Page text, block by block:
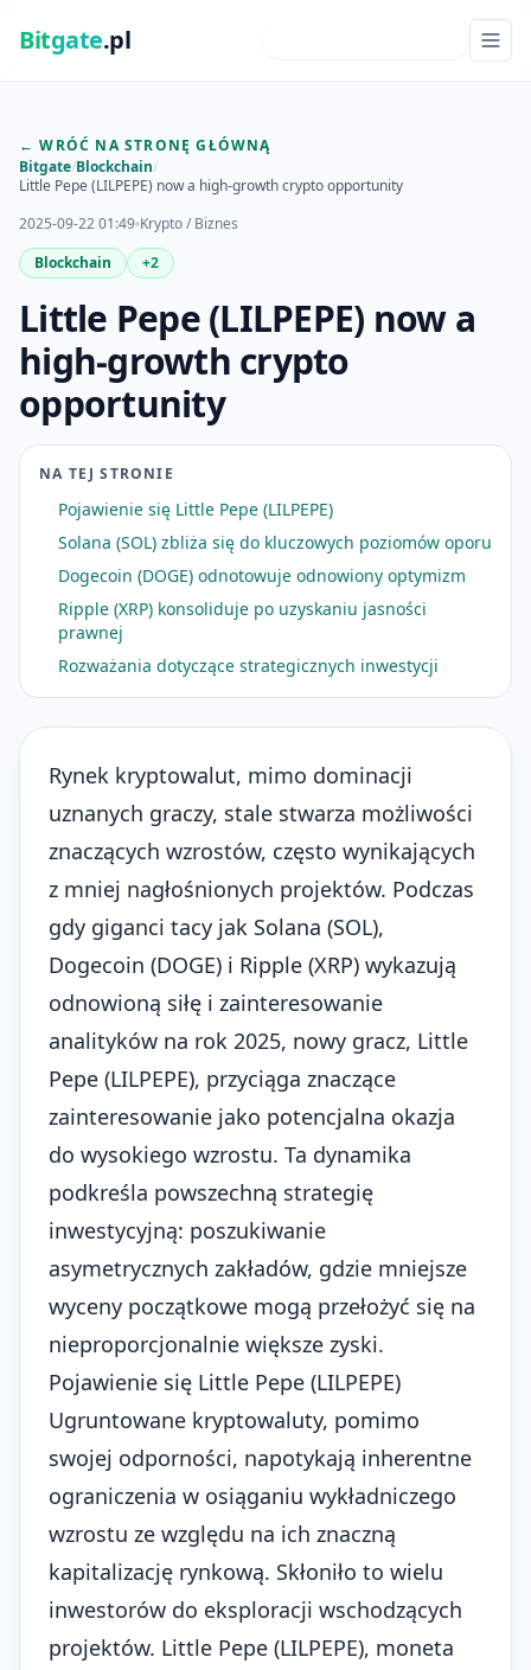
Bitgate.pl
← WRÓĆ NA STRONĘ GŁÓWNĄ
Bitgate/Blockchain/
Little Pepe (LILPEPE) now a high-growth crypto opportunity
2025-09-22 01:49 Krypto / Biznes
Blockchain
+2
Little Pepe (LILPEPE) now a
high-growth crypto
opportunity
NA TEJ STRONIE
Pojawienie się Little Pepe (LILPEPE)
Solana (SOL) zbliża się do kluczowych poziomów oporu
Dogecoin (DOGE) odnotowuje odnowiony optymizm
Ripple (XRP) konsoliduje po uzyskaniu jasności
prawnej
Rozważania dotyczące strategicznych inwestycji
Rynek kryptowalut, mimo dominacji
uznanych graczy, stale stwarza możliwości
znaczących wzrostów, często wynikających
z mniej nagłośnionych projektów. Podczas
gdy giganci tacy jak Solana (SOL),
Dogecoin (DOGE) i Ripple (XRP) wykazują
odnowioną siłę i zainteresowanie
analityków na rok 2025, nowy gracz, Little
Pepe (LILPEPE), przyciąga znaczące
zainteresowanie jako potencjalna okazja
do wysokiego wzrostu. Ta dynamika
podkreśla powszechną strategię
inwestycyjną: poszukiwanie
asymetrycznych zakładów, gdzie mniejsze
wyceny początkowe mogą przełożyć się na
nieproporcjonalnie większe zyski.
Pojawienie się Little Pepe (LILPEPE)
Ugruntowane kryptowaluty, pomimo
swojej odporności, napotykają inherentne
ograniczenia w osiąganiu wykładniczego
wzrostu ze względu na ich znaczną
kapitalizację rynkową. Skłoniło to wielu
inwestorów do eksploracji wschodzących
projektów. Little Pepe (LILPEPE), moneta